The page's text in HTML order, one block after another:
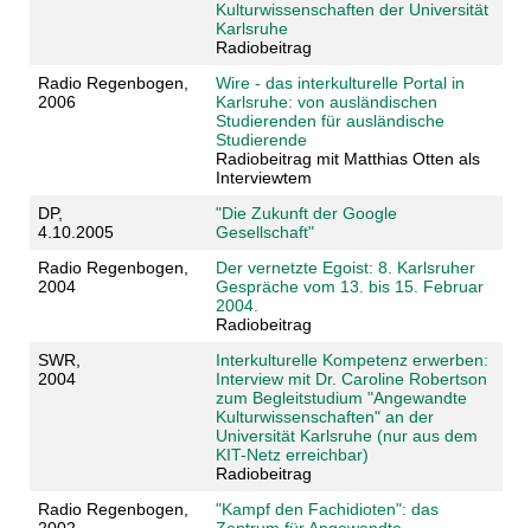
Kulturwissenschaften der Universität
Karlsruhe
Radiobeitrag
Radio Regenbogen,
2006
Wire - das interkulturelle Portal in
Karlsruhe: von ausländischen
Studierenden für ausländische
Studierende
Radiobeitrag mit Matthias Otten als
Interviewtem
DP,
4.10.2005
"Die Zukunft der Google
Gesellschaft"
Radio Regenbogen,
2004
Der vernetzte Egoist: 8. Karlsruher
Gespräche vom 13. bis 15. Februar
2004.
Radiobeitrag
SWR,
2004
Interkulturelle Kompetenz erwerben:
Interview mit Dr. Caroline Robertson
zum Begleitstudium "Angewandte
Kulturwissenschaften" an der
Universität Karlsruhe (nur aus dem
KIT-Netz erreichbar)
Radiobeitrag
Radio Regenbogen,
"Kampf den Fachidioten": das